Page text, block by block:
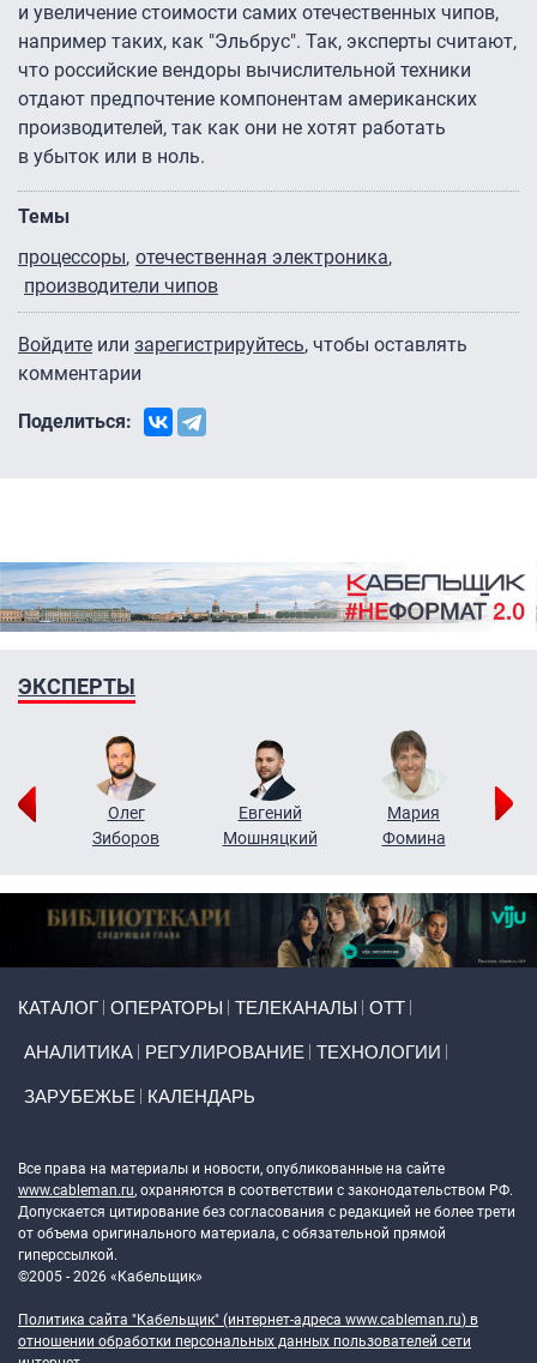
и увеличение стоимости самих отечественных чипов,
например таких, как "Эльбрус". Так, эксперты считают,
что российские вендоры вычислительной техники
отдают предпочтение компонентам американских
производителей, так как они не хотят работать
в убыток или в ноль.
Темы
процессоры отечественная электроника
производители чипов
Войдите или зарегистрируйтесь, чтобы оставлять
комментарии
Поделиться:
ЭКСПЕРТЫ
Олег
Зиборов
Евгений
Мошняцкий
Мария
Фомина
КАТАЛОГ ОПЕРАТОРЫ ТЕЛЕКАНАЛЫ ОТТ
АНАЛИТИКА РЕГУЛИРОВАНИЕ ТЕХНОЛОГИИ
ЗАРУБЕЖЬЕ КАЛЕНДАРЬ
Все права на материалы и новости, опубликованные на сайте
www.cableman.ru, охраняются в соответствии с законодательством РФ.
Допускается цитирование без согласования с редакцией не более трети
от объема оригинального материала, с обязательной прямой
гиперссылкой.
©2005 - 2026 «Кабельщик»
Политика сайта "Кабельщик" (интернет-адреса www.cableman.ru) в
отношении обработки персональных данных пользователей сети